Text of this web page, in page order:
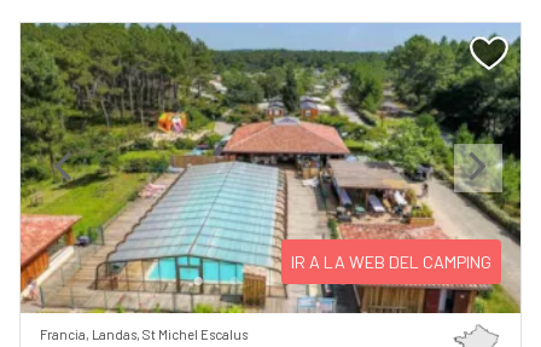
Previous Next
IR A LA WEB DEL CAMPING
Francia, Landas, St Michel Escalus